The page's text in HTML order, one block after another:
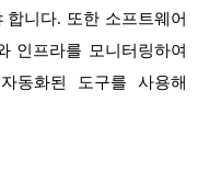
니다. 또한 소프트웨어
인프라를 모니터링하여
동화된 도구를 사용해